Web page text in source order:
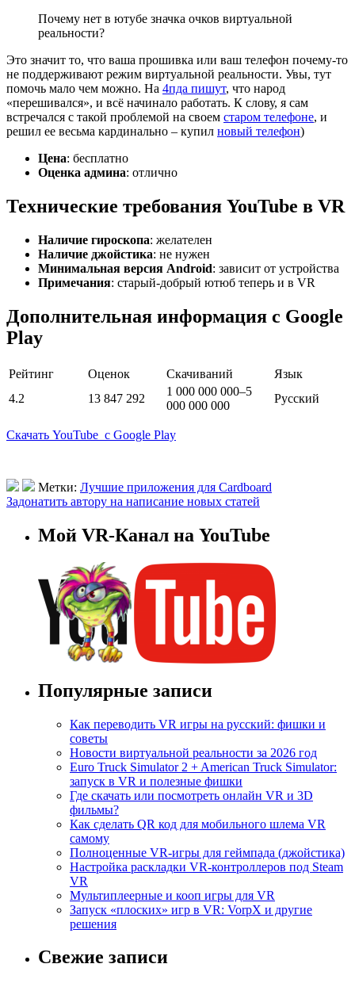
Почему нет в ютубе значка очков виртуальной
реальности?
Это значит то, что ваша прошивка или ваш телефон почему-то
не поддерживают режим виртуальной реальности. Увы, тут
помочь мало чем можно. На 4пда пишут, что народ
«перешивался», и всё начинало работать. К слову, я сам
встречался с такой проблемой на своем старом телефоне, и
решил ее весьма кардинально – купил новый телефон)
Цена: бесплатно
Оценка админа: отлично
Технические требования YouTube в VR
Наличие гироскопа: желателен
Наличие джойстика: не нужен
Минимальная версия Android: зависит от устройства
Примечания: старый-добрый ютюб теперь и в VR
Дополнительная информация с Google
Play
Рейтинг Оценок Скачиваний
Язык
4.2
13 847 292
1 000 000 000–5
000 000 000
Русский
Скачать YouTube с Google Play
Метки: Лучшие приложения для Cardboard
Задонатить автору на написание новых статей
Мой VR-Канал на YouTube
Популярные записи
Как переводить VR игры на русский: фишки и
советы
Новости виртуальной реальности за 2026 год
Euro Truck Simulator 2 + American Truck Simulator:
запуск в VR и полезные фишки
Где скачать или посмотреть онлайн VR и 3D
фильмы?
Как сделать QR код для мобильного шлема VR
самому
Полноценные VR-игры для геймпада (джойстика)
Настройка раскладки VR-контроллеров под Steam
VR
Мультиплеерные и кооп игры для VR
Запуск «плоских» игр в VR: VorpX и другие
решения
Свежие записи